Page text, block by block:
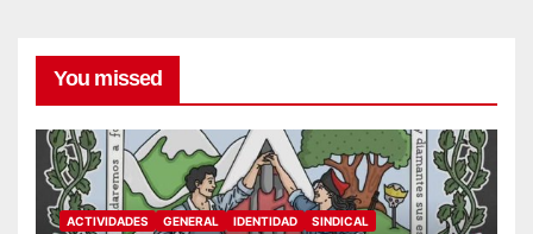
You missed
ACTIVIDADES GENERAL IDENTIDAD SINDICAL